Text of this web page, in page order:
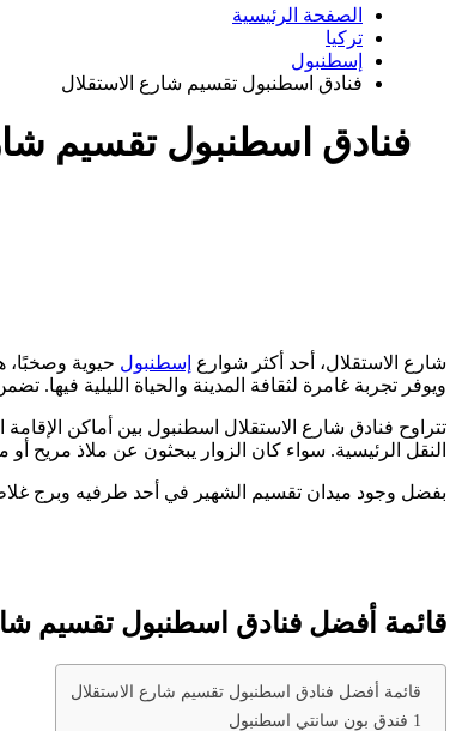
الصفحة الرئيسية
تركيا
إسطنبول
فنادق اسطنبول تقسيم شارع الاستقلال
فنادق اسطنبول تقسيم
شارع الاستقلال، أحد أكثر شوارع إسطنبول حيوية وصخبًا،
ويوفر تجربة غامرة لثقافة المدينة والحياة الليلية فيها.
تتراوح فنادق شارع الاستقلال اسطنبول بين أماكن الإقامة
النقل الرئيسية. سواء كان الزوار يبحثون عن ملاذ مريح
بفضل وجود ميدان تقسيم الشهير في أحد طرفيه وبرج
قائمة أفضل فنادق اسطنبول تقسيم
قائمة أفضل فنادق اسطنبول تقسيم شارع الاستقلال
1 فندق بون سانتي اسطنبول